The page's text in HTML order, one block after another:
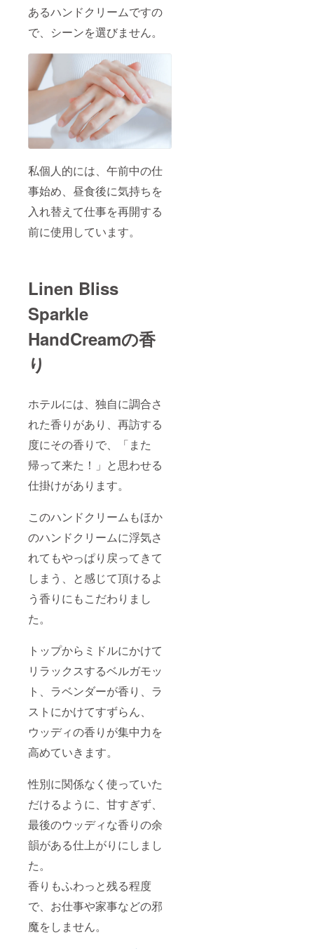
あるハンドクリームですの
で、シーンを選びません。
私個人的には、午前中の仕
事始め、昼食後に気持ちを
入れ替えて仕事を再開する
前に使用しています。
Linen Bliss
Sparkle
HandCreamの香
り
ホテルには、独自に調合さ
れた香りがあり、再訪する
度にその香りで、「また
帰って来た！」と思わせる
仕掛けがあります。
このハンドクリームもほか
のハンドクリームに浮気さ
れてもやっぱり戻ってきて
しまう、と感じて頂けるよ
う香りにもこだわりまし
た。
トップからミドルにかけて
リラックスするベルガモッ
ト、ラベンダーが香り、ラ
ストにかけてすずらん、
ウッディの香りが集中力を
高めていきます。
性別に関係なく使っていた
だけるように、甘すぎず、
最後のウッディな香りの余
韻がある仕上がりにしまし
た。
香りもふわっと残る程度
で、お仕事や家事などの邪
魔をしません。